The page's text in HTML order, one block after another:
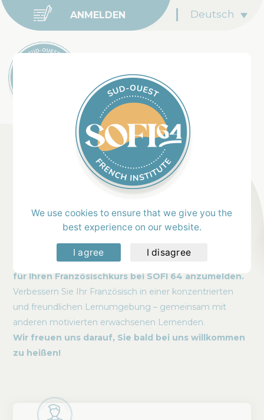
ANMELDEN Deutsch
Anmeldung
Füllen Sie das untenstehende Formular aus, um sich
für Ihren Französischkurs bei SOFI 64 anzumelden.
Verbessern Sie Ihr Französisch in einer konzentrierten
und freundlichen Lernumgebung – gemeinsam mit
anderen motivierten erwachsenen Lernenden.
Wir freuen uns darauf, Sie bald bei uns willkommen
zu heißen!
We use cookies to ensure that we give you the
best experience on our website.
I agree I disagree